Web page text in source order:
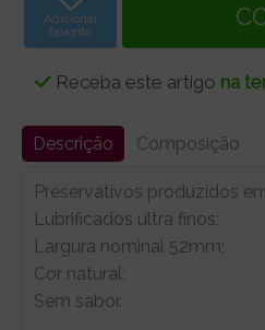
Adicionar
favorito
Receba este artigo na
Descrição Composição
Preservativos produzidos
Lubrificados ultra finos;
Largura nominal 52mm;
Cor natural;
Sem sabor.